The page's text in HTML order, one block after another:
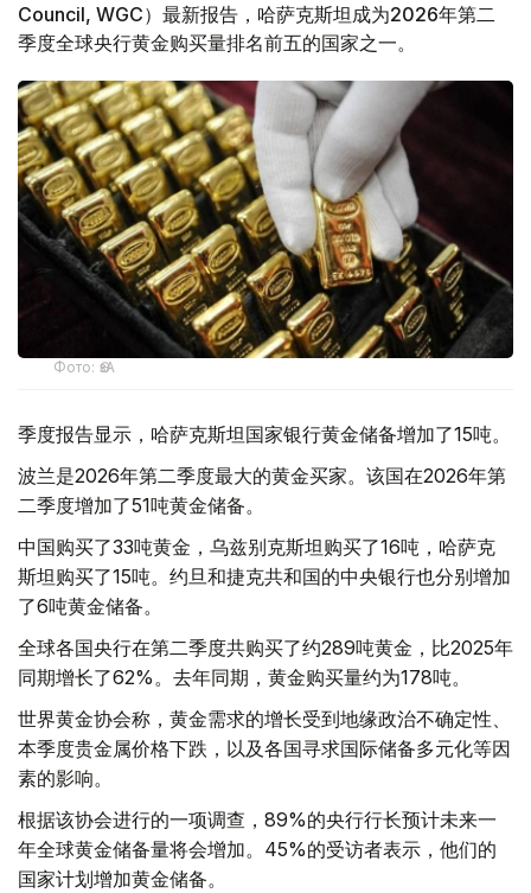
Council, WGC）最新报告，哈萨克斯坦成为2026年第二
季度全球央行黄金购买量排名前五的国家之一。
Фото: ӨзА
季度报告显示，哈萨克斯坦国家银行黄金储备增加了15吨。
波兰是2026年第二季度最大的黄金买家。该国在2026年第
二季度增加了51吨黄金储备。
中国购买了33吨黄金，乌兹别克斯坦购买了16吨，哈萨克
斯坦购买了15吨。约旦和捷克共和国的中央银行也分别增加
了6吨黄金储备。
全球各国央行在第二季度共购买了约289吨黄金，比2025年
同期增长了62%。去年同期，黄金购买量约为178吨。
世界黄金协会称，黄金需求的增长受到地缘政治不确定性、
本季度贵金属价格下跌，以及各国寻求国际储备多元化等因
素的影响。
根据该协会进行的一项调查，89%的央行行长预计未来一
年全球黄金储备量将会增加。45%的受访者表示，他们的
国家计划增加黄金储备。